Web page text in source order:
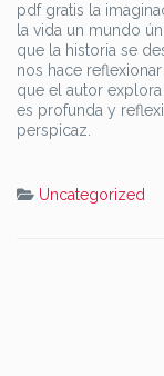
pdf gratis la
la vida un mundo
que la historia se
nos hace
que el autor
es profunda y
perspicaz.
Uncategorized